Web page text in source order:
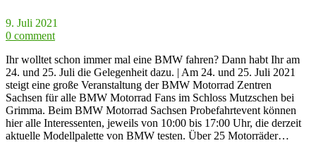
9. Juli 2021
0 comment
Ihr wolltet schon immer mal eine BMW fahren? Dann habt Ihr am
24. und 25. Juli die Gelegenheit dazu. | Am 24. und 25. Juli 2021
steigt eine große Veranstaltung der BMW Motorrad Zentren
Sachsen für alle BMW Motorrad Fans im Schloss Mutzschen bei
Grimma. Beim BMW Motorrad Sachsen Probefahrtevent können
hier alle Interessenten, jeweils von 10:00 bis 17:00 Uhr, die derzeit
aktuelle Modellpalette von BMW testen. Über 25 Motorräder…